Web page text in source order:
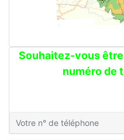
Souhaitez-vous
numéro de